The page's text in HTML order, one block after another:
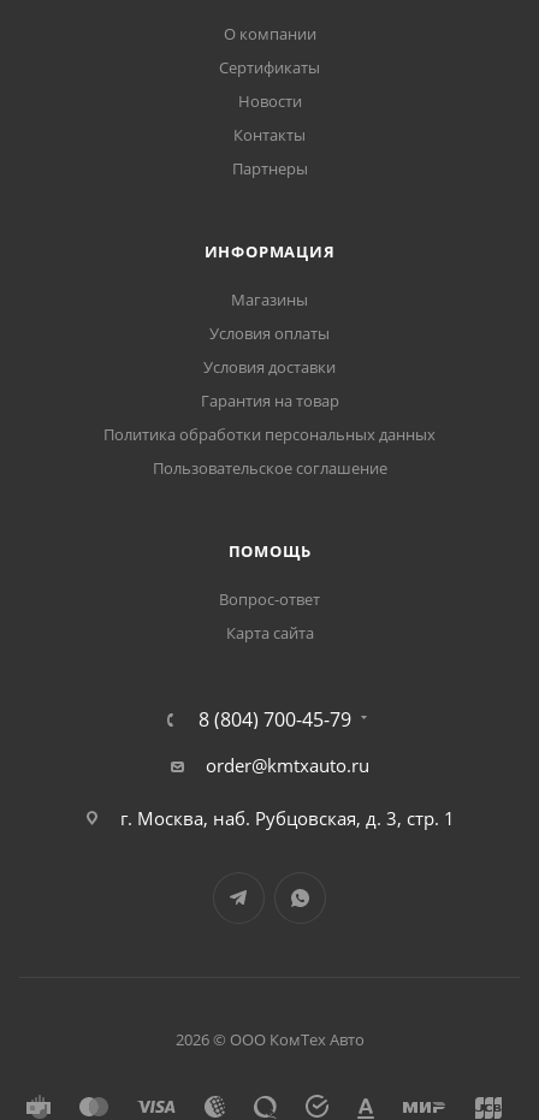
О компании
Сертификаты
Новости
Контакты
Партнеры
ИНФОРМАЦИЯ
Магазины
Условия оплаты
Условия доставки
Гарантия на товар
Политика обработки персональных данных
Пользовательское соглашение
ПОМОЩЬ
Вопрос-ответ
Карта сайта
8 (804) 700-45-79
order@kmtxauto.ru
г. Москва, наб. Рубцовская, д. 3, стр. 1
2026 © ООО КомТех Авто